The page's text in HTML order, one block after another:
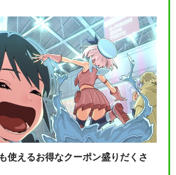
使えるお得なクーポン盛りだくさ